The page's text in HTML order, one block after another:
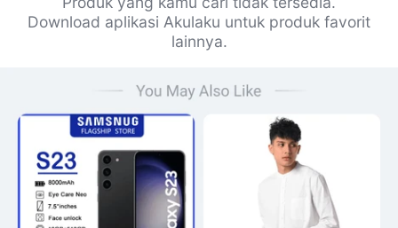
Download aplikasi Akulaku untuk produk favorit
lainnya.